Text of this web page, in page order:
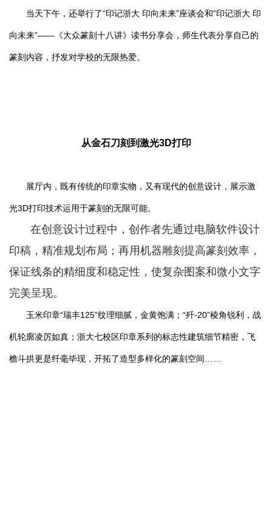
当天下午，还举行了“印记浙大 印向未来”座谈会和“印记浙大 印
向未来”——《大众篆刻十八讲》读书分享会，师生代表分享自己的
篆刻内容，抒发对学校的无限热爱。
从金石刀刻到激光3D打印
展厅内，既有传统的印章实物，又有现代的创意设计，展示激
光3D打印技术运用于篆刻的无限可能。
在创意设计过程中，创作者先通过电脑软件设计
印稿，精准规划布局；再用机器雕刻提高篆刻效率，
保证线条的精细度和稳定性，使复杂图案和微小文字
完美呈现。
玉米印章“瑞丰125”纹理细腻，金黄饱满；“歼-20”棱角锐利，战
机轮廓凌厉如真；浙大七校区印章系列的标志性建筑细节精密，飞
檐斗拱更是纤毫毕现，开拓了造型多样化的篆刻空间……